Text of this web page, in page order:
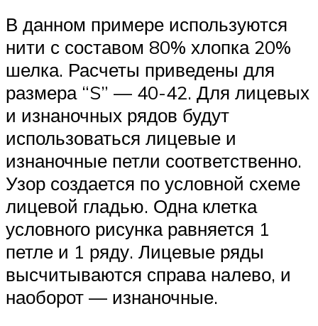
В данном примере используются
нити с составом 80% хлопка 20%
шелка. Расчеты приведены для
размера “S” — 40-42. Для лицевых
и изнаночных рядов будут
использоваться лицевые и
изнаночные петли соответственно.
Узор создается по условной схеме
лицевой гладью. Одна клетка
условного рисунка равняется 1
петле и 1 ряду. Лицевые ряды
высчитываются справа налево, и
наоборот — изнаночные.